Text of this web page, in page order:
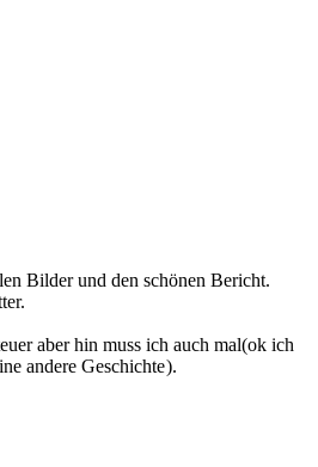
Bilder und den schönen Bericht.
aber hin muss ich auch mal(ok ich
andere Geschichte).